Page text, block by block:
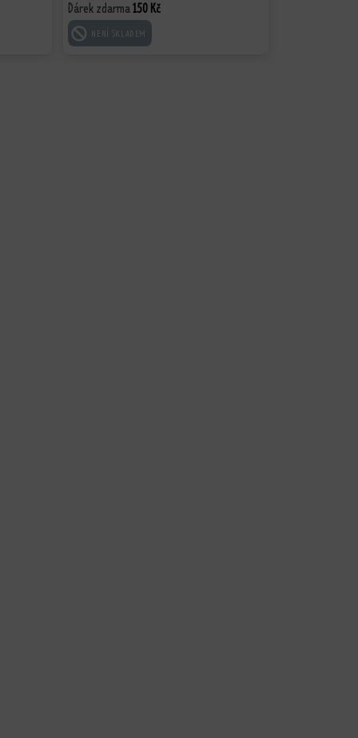
Dárek zdarma150 Kč
ČTĚTE VÍCE